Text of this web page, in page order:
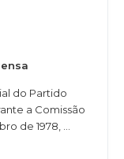
do Partido
a Comissão
de 1978, ...